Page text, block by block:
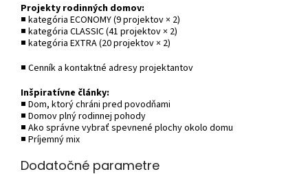
Projekty rodinných domov:
■ kategória ECONOMY (9 projektov × 2)
■ kategória CLASSIC (41 projektov × 2)
■ kategória EXTRA (20 projektov × 2)
■ Cenník a kontaktné adresy projektantov
Inšpiratívne články:
■ Dom, ktorý chráni pred povodňami
■ Domov plný rodinnej pohody
■ Ako správne vybrať spevnené plochy okolo domu
■ Príjemný mix
Dodatočné parametre